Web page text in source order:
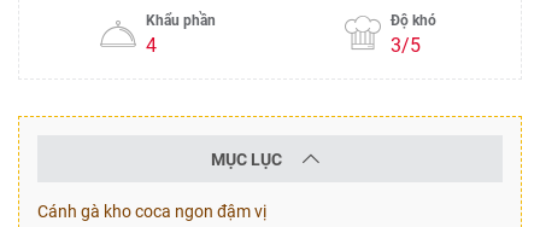
Khẩu phần
4
Độ khó
3/5
MỤC LỤC
Cánh gà kho coca ngon đậm vị